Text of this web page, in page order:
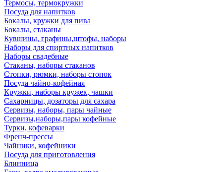
Термосы, термокружки
Посуда для напитков
Бокалы, кружки для пива
Бокалы, стаканы
Кувшины, графины,штофы, наборы
Наборы для спиртных напитков
Наборы свадебные
Стаканы, наборы стаканов
Стопки, рюмки, наборы стопок
Посуда чайно-кофейная
Кружки, наборы кружек, чашки
Сахарницы, дозаторы для сахара
Сервизы, наборы, пары чайные
Сервизы,наборы,пары кофейные
Турки, кофеварки
Френч-прессы
Чайники, кофейники
Посуда для приготовления
Блинница